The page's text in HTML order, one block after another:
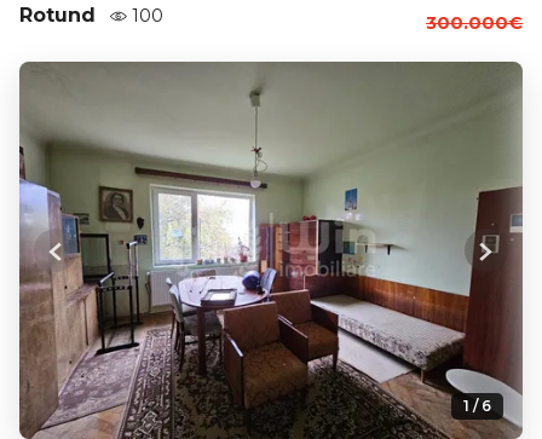
Rotund
100 300.000€
1 / 6
Previous Next